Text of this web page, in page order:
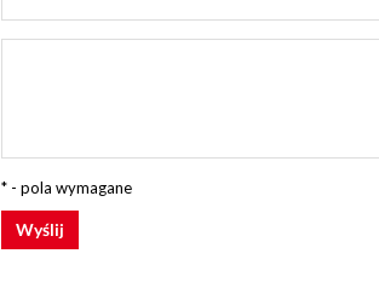
* - pola wymagane
Wyślij